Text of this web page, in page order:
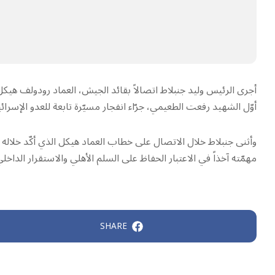
أجرى الرئيس وليد جنبلاط اتصالاً بقائد الجيش، العماد رودولف
أوّل الشهيد رفعت الطعيمي، جرّاء انفجار مسيّرة تابعة للعدو
وأثنى جنبلاط خلال الاتصال على خطاب العماد هيكل الذي أكّد
مهمّته آخذاً في الاعتبار الحفاظ على السلم اﻷهلي واﻻستقرار
SHARE